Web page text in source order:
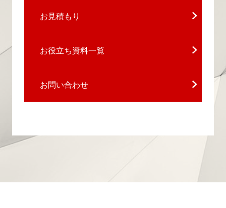
お見積もり
お役立ち資料一覧
お問い合わせ